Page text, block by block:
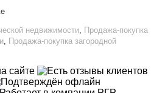
недвижимости, Продажа-покупка
, Продажа-покупка загородной